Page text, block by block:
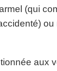
(qui
aux